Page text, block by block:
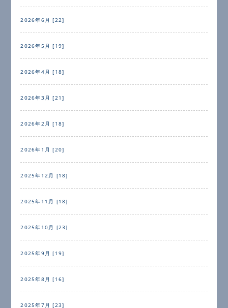
2026年6月 [22]
2026年5月 [19]
2026年4月 [18]
2026年3月 [21]
2026年2月 [18]
2026年1月 [20]
2025年12月 [18]
2025年11月 [18]
2025年10月 [23]
2025年9月 [19]
2025年8月 [16]
2025年7月 [23]